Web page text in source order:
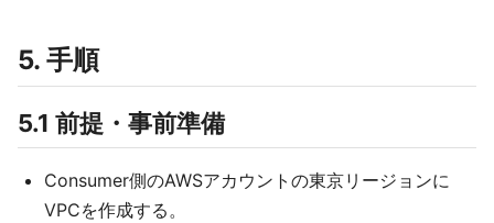
5. 手順
5.1 前提・事前準備
Consumer側のAWSアカウントの東京リージョンに
VPCを作成する。